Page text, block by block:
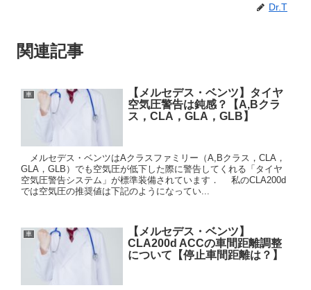
Dr.T
関連記事
車
【メルセデス・ベンツ】タイヤ
空気圧警告は鈍感？【A,Bクラ
ス，CLA，GLA，GLB】
メルセデス・ベンツはAクラスファミリー（A,Bクラス，CLA，
GLA，GLB）でも空気圧が低下した際に警告してくれる「タイヤ
空気圧警告システム」が標準装備されています． 私のCLA200d
では空気圧の推奨値は下記のようになってい...
車
【メルセデス・ベンツ】
CLA200d ACCの車間距離調整
について【停止車間距離は？】